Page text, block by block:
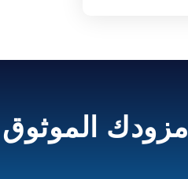
مزودك الموثوق